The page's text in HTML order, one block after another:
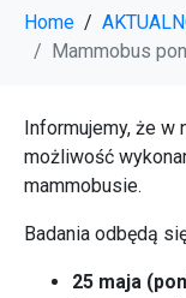
Home
Mammobus
Informujemy, że
możliwość
mammobusie.
Badania odbędą
25 maja